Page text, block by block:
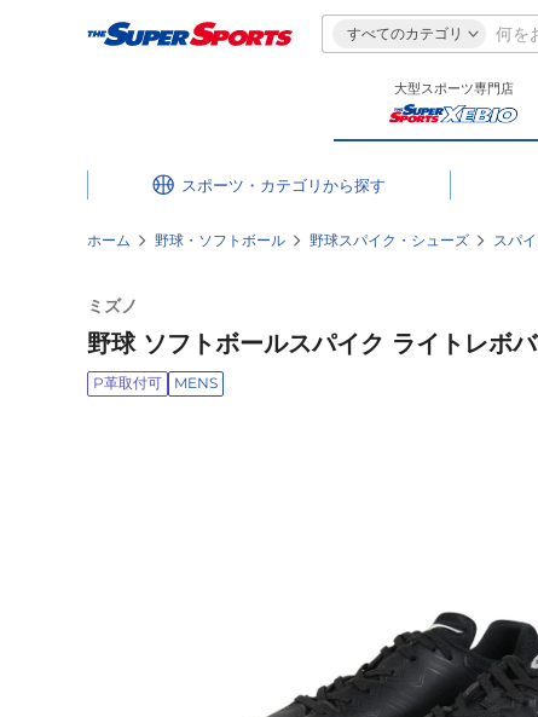
すべてのカテゴリ
大型スポーツ専門店
スポーツ・カテゴリ
ホーム 野球・ソフトボール 野球スパイク・シューズ スパ
ミズノ
野球 ソフトボールスパイク ライトレボ
P革取付可 MENS